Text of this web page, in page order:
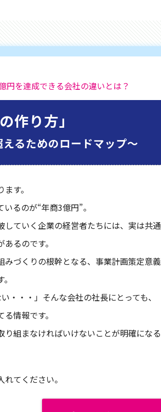
円を達成できる会社の違いとは？
作り方」
るためのロードマップ〜
す。
るのが“年商3億円”。
ていく企業の経営者たちには、実は共通
るのです。
みづくりの根幹となる、事業計画策定意義
・・・」そんな会社の社長にとっても、
情報です。
り組まなければいけないことが明確になる
てください。